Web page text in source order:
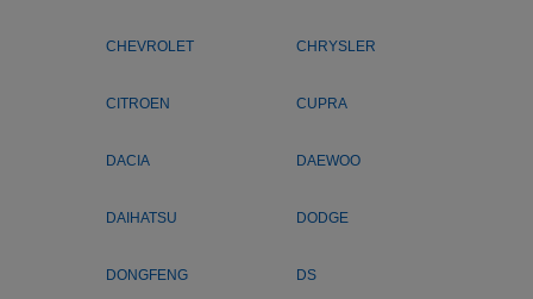
CHEVROLET CHRYSLER
CITROEN CUPRA
DACIA DAEWOO
DAIHATSU DODGE
DONGFENG DS